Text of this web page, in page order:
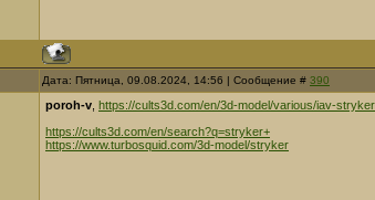
Дата: Пятница, 09.08.2024, 14:56 | Сообщение # 390
poroh-v https://cults3d.com/en/3d-model/various/iav-
https://cults3d.com/en/search?q=stryker+
https://www.turbosquid.com/3d-model/stryker